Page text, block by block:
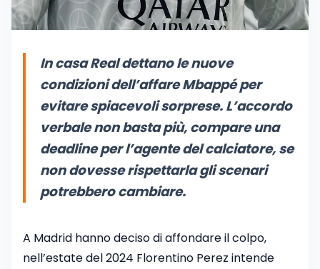
In casa Real dettano le nuove
condizioni dell’affare Mbappé per
evitare spiacevoli sorprese. L’accordo
verbale non basta più, compare una
deadline per l’agente del calciatore, se
non dovesse rispettarla gli scenari
potrebbero cambiare.
A Madrid hanno deciso di affondare il colpo,
nell’estate del 2024 Florentino Perez intende